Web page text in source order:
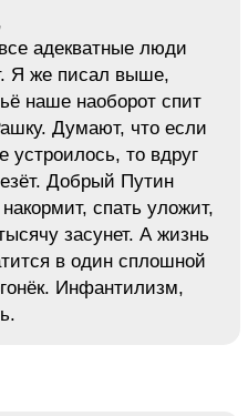
адекватные люди
Я же писал выше,
наше наоборот спит
Думают, что если
устроилось, то вдруг
Добрый Путин
спать уложит,
засунет. А жизнь
в один сплошной
Инфантилизм,